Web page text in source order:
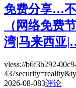
免费分享…
（网络免费
湾|马来西亚
vless://b6f3b292-
2026-08-083评论